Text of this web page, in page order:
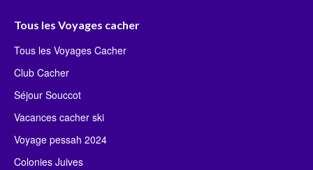
Tous les Voyages cacher
Tous les Voyages Cacher
Club Cacher
Séjour Souccot
Vacances cacher ski
Voyage pessah 2024
Colonies Juives